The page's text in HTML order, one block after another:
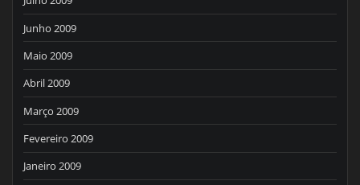
Junho 2009
Maio 2009
Abril 2009
Março 2009
Fevereiro 2009
Janeiro 2009